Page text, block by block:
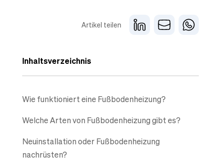
Artikel teilen
Inhaltsverzeichnis
Wie funktioniert eine Fußbodenheizung?
Welche Arten von Fußbodenheizung gibt es?
Neuinstallation oder Fußbodenheizung
nachrüsten?